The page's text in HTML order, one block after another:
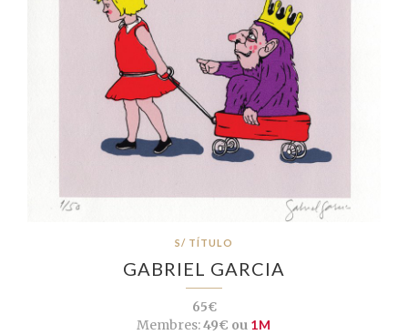
S/ TÍTULO
GABRIEL GARCIA
65€
Membres:49€ ou 1M